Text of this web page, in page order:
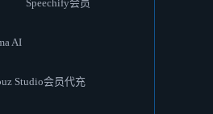
Speechify会员
AI
Studio会员代充